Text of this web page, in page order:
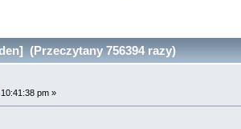
(Przeczytany 756394 razy)
pm »